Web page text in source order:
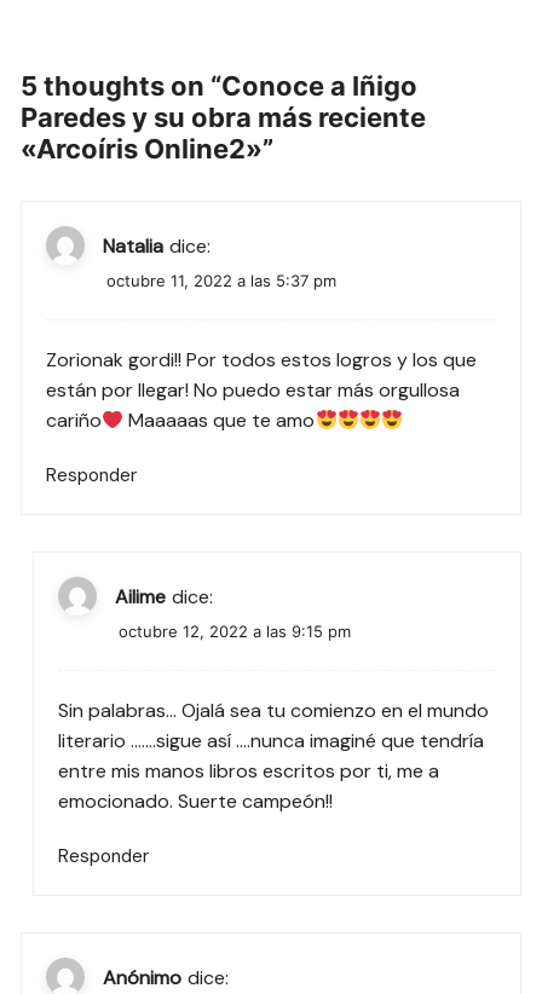
5 thoughts on “Conoce a Iñigo
Paredes y su obra más reciente
«Arcoíris Online2»”
Natalia dice:
octubre 11, 2022 a las 5:37 pm
Zorionak gordi!! Por todos estos logros y los que
están por llegar! No puedo estar más orgullosa
cariño
Maaaaas que te amo
Responder
Ailime dice:
octubre 12, 2022 a las 9:15 pm
Sin palabras… Ojalá sea tu comienzo en el mundo
literario …….sigue así ….nunca imaginé que tendría
entre mis manos libros escritos por ti, me a
emocionado. Suerte campeón!!
Responder
Anónimo dice: